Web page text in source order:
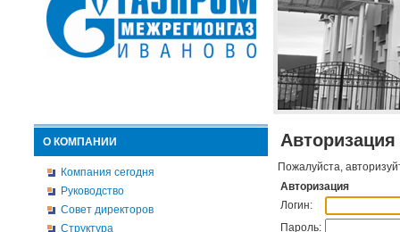
О КОМПАНИИ
Компания сегодня
Руководство
Совет директоров
Структура
Авторизация
Пожалуйста,
Авторизация
Логин:
Пароль: